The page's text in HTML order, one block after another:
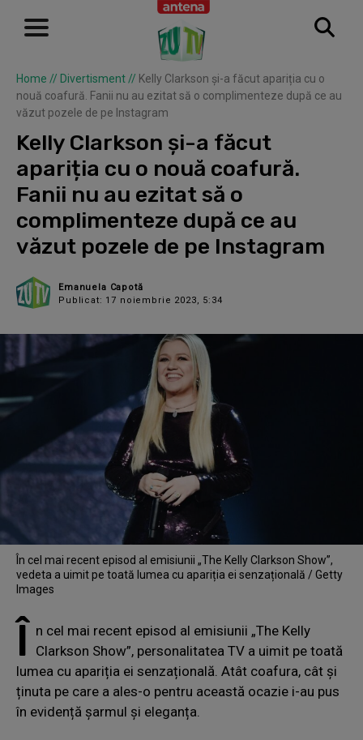
Home // Divertisment // Kelly Clarkson și-a făcut apariția cu o
nouă coafură. Fanii nu au ezitat să o complimenteze după ce au
văzut pozele de pe Instagram
Kelly Clarkson și-a făcut
apariția cu o nouă coafură.
Fanii nu au ezitat să o
complimenteze după ce au
văzut pozele de pe Instagram
Emanuela Capotă
Publicat: 17 noiembrie 2023, 5:34
În cel mai recent episod al emisiunii „The Kelly Clarkson Show”,
vedeta a uimit pe toată lumea cu apariția ei senzațională / Getty
Images
Î n cel mai recent episod al emisiunii „The Kelly
Clarkson Show”, personalitatea TV a uimit pe toată
lumea cu apariția ei senzațională. Atât coafura, cât și
ținuta pe care a ales-o pentru această ocazie i-au pus
în evidență șarmul și eleganța.